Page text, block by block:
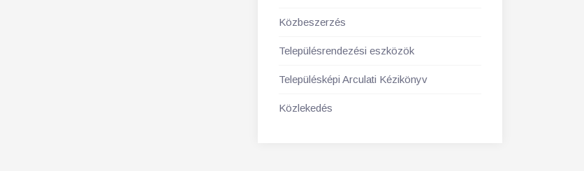
Közbeszerzés
Településrendezési eszközök
Településképi Arculati Kézikönyv
Közlekedés